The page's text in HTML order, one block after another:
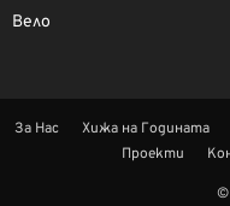
Вело
За Нас Хижа на Годината
Проекти
©